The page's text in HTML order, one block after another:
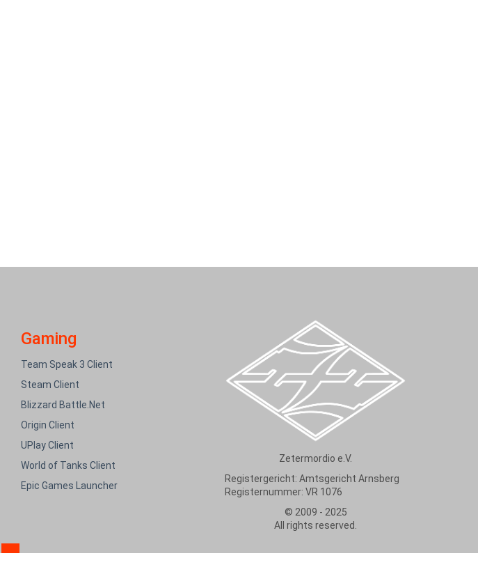
Gaming
Team Speak 3 Client
Steam Client
Blizzard Battle.Net
Origin Client
UPlay Client
World of Tanks Client
Epic Games Launcher
Zetermordio e.V.
Registergericht: Amtsgericht Arnsberg
Registernummer: VR 1076
© 2009 - 2025
All rights reserved.